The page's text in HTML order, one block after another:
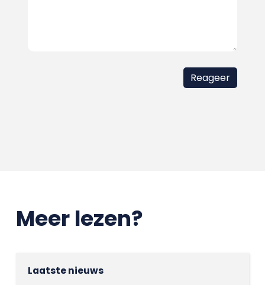
Meer lezen?
Laatste nieuws